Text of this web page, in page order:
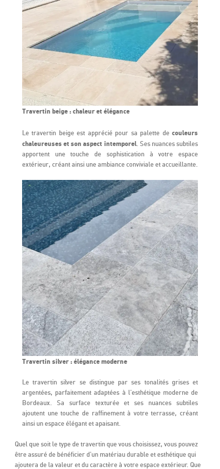
Travertin beige : chaleur et élégance
Le travertin beige est apprécié pour sa palette de couleurs
chaleureuses et son aspect intemporel. Ses nuances subtiles
apportent une touche de sophistication à votre espace
extérieur, créant ainsi une ambiance conviviale et accueillante.
Travertin silver : élégance moderne
Le travertin silver se distingue par ses tonalités grises et
argentées, parfaitement adaptées à l'esthétique moderne de
Bordeaux. Sa surface texturée et ses nuances subtiles
ajoutent une touche de raffinement à votre terrasse, créant
ainsi un espace élégant et apaisant.
Quel que soit le type de travertin que vous choisissez, vous pouvez
être assuré de bénéficier d'un matériau durable et esthétique qui
ajoutera de la valeur et du caractère à votre espace extérieur. Que